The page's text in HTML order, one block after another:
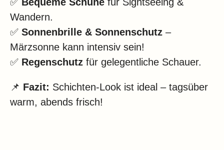
Wandern.
✅ Sonnenbrille & Sonnenschutz –
Märzsonne kann intensiv sein!
✅ Regenschutz für gelegentliche Schauer.
📌 Fazit: Schichten-Look ist ideal – tagsüber
warm, abends frisch!